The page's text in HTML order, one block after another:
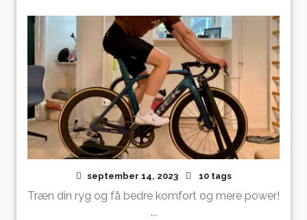
september 14, 2023 10 tags
Træn din ryg og få bedre komfort og mere power!
...